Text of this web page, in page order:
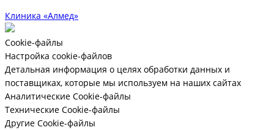
Клиника «Алмед»
Cookie-файлы
Настройка cookie-файлов
Детальная информация о целях обработки данных и
поставщиках, которые мы используем на наших сайтах
Аналитические Cookie-файлы
Технические Cookie-файлы
Другие Cookie-файлы